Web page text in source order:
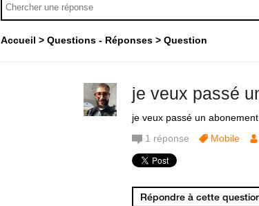
Accueil Questions - Réponses Question
je veux passé
je veux passé un
1 réponse Mobile
Répondre à cette